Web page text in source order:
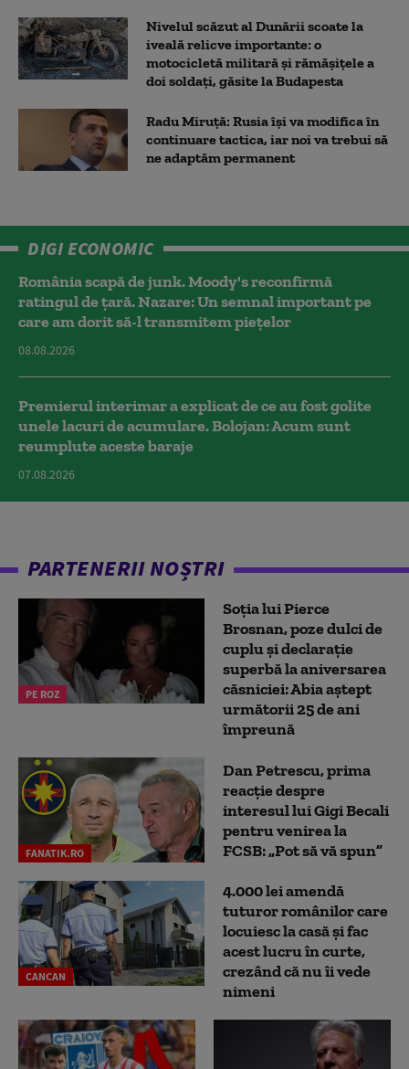
Nivelul scăzut al Dunării scoate la
iveală relicve importante: o
motocicletă militară și rămășițele a
doi soldați, găsite la Budapesta
Radu Miruță: Rusia își va modifica în
continuare tactica, iar noi va trebui să
ne adaptăm permanent
DIGI ECONOMIC
România scapă de junk. Moody's reconfirmă
ratingul de țară. Nazare: Un semnal important pe
care am dorit să-l transmitem piețelor
08.08.2026
Premierul interimar a explicat de ce au fost golite
unele lacuri de acumulare. Bolojan: Acum sunt
reumplute aceste baraje
07.08.2026
PARTENERII NOȘTRI
PE ROZ
Soția lui Pierce
Brosnan, poze dulci de
cuplu și declarație
superbă la aniversarea
căsniciei: Abia aștept
următorii 25 de ani
împreună
FANATIK.RO
Dan Petrescu, prima
reacție despre
interesul lui Gigi Becali
pentru venirea la
FCSB: „Pot să vă spun”
CANCAN
4.000 lei amendă
tuturor românilor care
locuiesc la casă și fac
acest lucru în curte,
crezând că nu îi vede
nimeni